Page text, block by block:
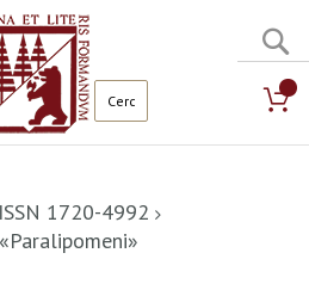
1720-4992